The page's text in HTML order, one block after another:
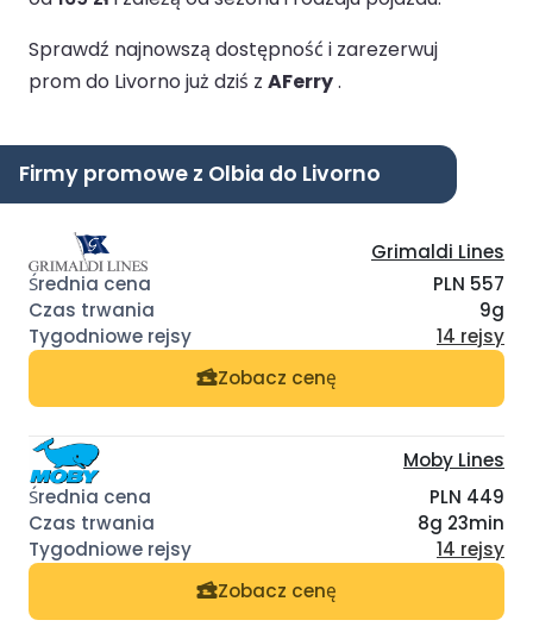
Sprawdź najnowszą dostępność i zarezerwuj
prom do Livorno już dziś z AFerry.
Firmy promowe z Olbia do Livorno
Grimaldi Lines
PLN 557
9g
14 rejsy
Zobacz cenę
Moby Lines
PLN 449
8g 23min
14 rejsy
Zobacz cenę